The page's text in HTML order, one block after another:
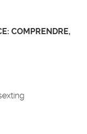
COMPRENDRE,